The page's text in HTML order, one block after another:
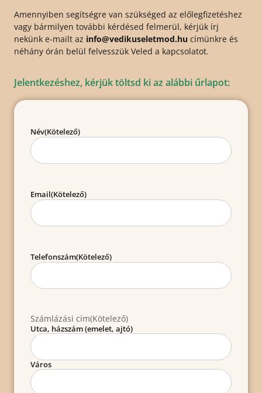
Amennyiben segítségre van szükséged az előlegfizetéshez
vagy bármilyen további kérdésed felmerül, kérjük írj
nekünk e-mailt az info@vedikuseletmod.hu címünkre és
néhány órán belül felvesszük Veled a kapcsolatot.
Jelentkezéshez, kérjük töltsd ki az alábbi űrlapot:
Név(Kötelező)
Email(Kötelező)
Telefonszám(Kötelező)
Számlázási cím(Kötelező)
Utca, házszám (emelet, ajtó)
Város